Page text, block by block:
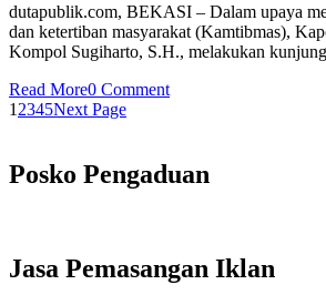
dutapublik.com, BEKASI – Dalam upaya
dan ketertiban masyarakat (Kamtibmas),
Kompol Sugiharto, S.H., melakukan
Read More0 Comment
1 2345Next Page
Posko Pengaduan
Jasa Pemasangan Iklan